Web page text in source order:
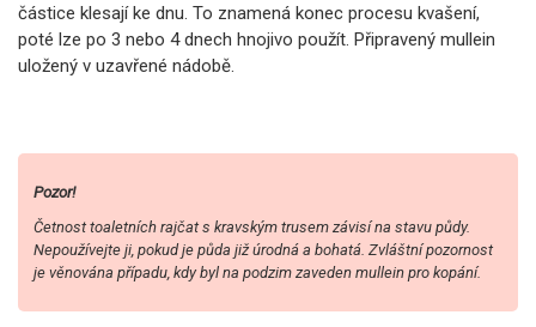
částice klesají ke dnu. To znamená konec procesu kvašení,
poté lze po 3 nebo 4 dnech hnojivo použít. Připravený mullein
uložený v uzavřené nádobě.
Pozor!
Četnost toaletních rajčat s kravským trusem závisí na stavu půdy.
Nepoužívejte ji, pokud je půda již úrodná a bohatá. Zvláštní pozornost
je věnována případu, kdy byl na podzim zaveden mullein pro kopání.